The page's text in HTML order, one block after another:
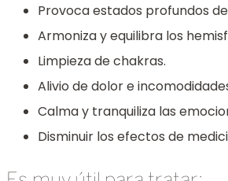
Provoca estados profundos
Armoniza y equilibra los
Limpieza de chakras.
Alivio de dolor e
Calma y tranquiliza las
Disminuir los efectos de